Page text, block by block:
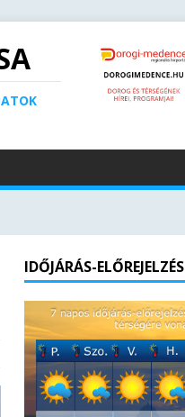
IDŐJÁRÁS-ELŐREJELZÉS